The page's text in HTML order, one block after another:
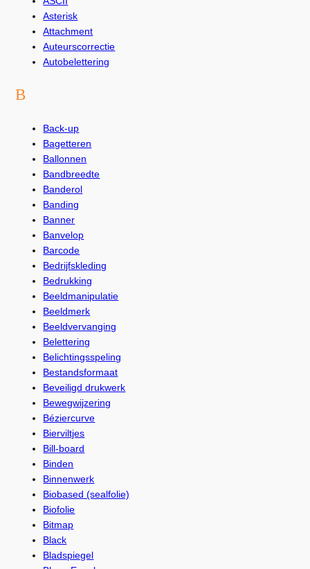
Asterisk
Attachment
Auteurscorrectie
Autobelettering
B
Back-up
Bagetteren
Ballonnen
Bandbreedte
Banderol
Banding
Banner
Banvelop
Barcode
Bedrijfskleding
Bedrukking
Beeldmanipulatie
Beeldmerk
Beeldvervanging
Belettering
Belichtingsspeling
Bestandsformaat
Beveiligd drukwerk
Bewegwijzering
Béziercurve
Bierviltjes
Bill-board
Binden
Binnenwerk
Biobased (sealfolie)
Biofolie
Bitmap
Black
Bladspiegel